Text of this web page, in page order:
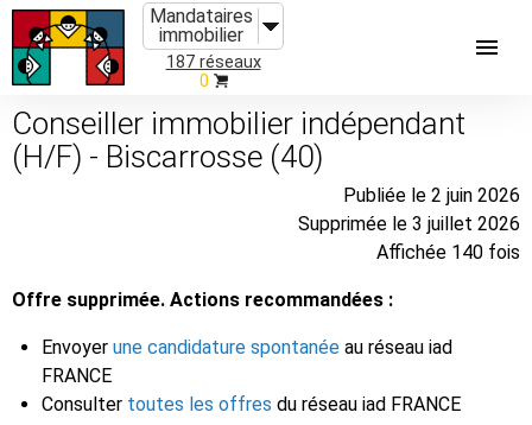
Mandataires
immobilier
187 réseaux
0
Conseiller immobilier indépendant
(H/F) - Biscarrosse (40)
Publiée le 2 juin 2026
Supprimée le 3 juillet 2026
Affichée 140 fois
Offre supprimée. Actions recommandées :
Envoyer une candidature spontanée au réseau iad
FRANCE
Consulter toutes les offres du réseau iad FRANCE